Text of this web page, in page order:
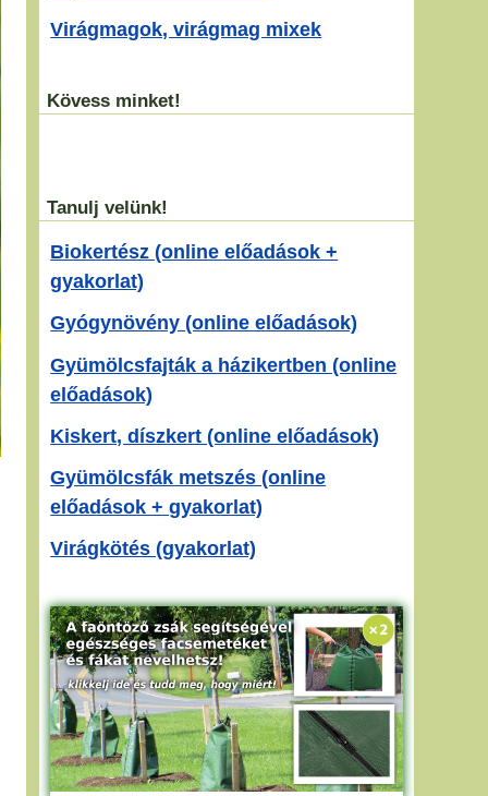
Virágmagok, virágmag mixek
Kövess minket!
Tanulj velünk!
Biokertész (online előadások +
gyakorlat)
Gyógynövény (online előadások)
Gyümölcsfajták a házikertben (online
előadások)
Kiskert, díszkert (online előadások)
Gyümölcsfák metszés (online
előadások + gyakorlat)
Virágkötés (gyakorlat)